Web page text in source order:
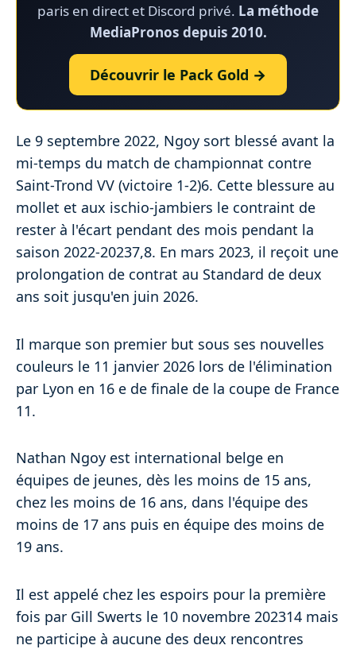
paris en direct et Discord privé. La méthode
MediaPronos depuis 2010.
Découvrir le Pack Gold →
Le 9 septembre 2022, Ngoy sort blessé avant la
mi-temps du match de championnat contre
Saint-Trond VV (victoire 1-2)6. Cette blessure au
mollet et aux ischio-jambiers le contraint de
rester à l'écart pendant des mois pendant la
saison 2022-20237,8. En mars 2023, il reçoit une
prolongation de contrat au Standard de deux
ans soit jusqu'en juin 2026.
Il marque son premier but sous ses nouvelles
couleurs le 11 janvier 2026 lors de l'élimination
par Lyon en 16 e de finale de la coupe de France
11.
Nathan Ngoy est international belge en
équipes de jeunes, dès les moins de 15 ans,
chez les moins de 16 ans, dans l'équipe des
moins de 17 ans puis en équipe des moins de
19 ans.
Il est appelé chez les espoirs pour la première
fois par Gill Swerts le 10 novembre 202314 mais
ne participe à aucune des deux rencontres